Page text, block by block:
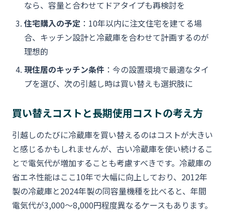
なら、容量と合わせてドアタイプも再検討を
住宅購入の予定 ：10年以内に注文住宅を建てる場
合、キッチン設計と冷蔵庫を合わせて計画するのが
理想的
現住居のキッチン条件 ：今の設置環境で最適なタイ
プを選び、次の引越し時は買い替えも選択肢に
買い替えコストと長期使用コストの考え方
引越しのたびに冷蔵庫を買い替えるのはコストが大きい
と感じるかもしれませんが、古い冷蔵庫を使い続けるこ
とで電気代が増加することも考慮すべきです。冷蔵庫の
省エネ性能はここ10年で大幅に向上しており、2012年
製の冷蔵庫と2024年製の同容量機種を比べると、年間
電気代が3,000〜8,000円程度異なるケースもあります。